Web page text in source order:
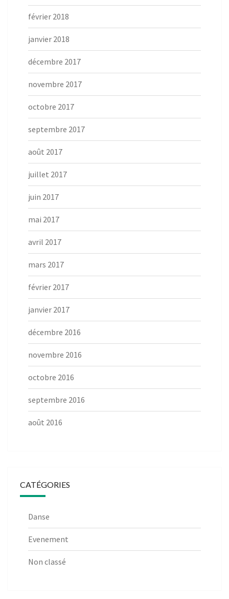
février 2018
janvier 2018
décembre 2017
novembre 2017
octobre 2017
septembre 2017
août 2017
juillet 2017
juin 2017
mai 2017
avril 2017
mars 2017
février 2017
janvier 2017
décembre 2016
novembre 2016
octobre 2016
septembre 2016
août 2016
CATÉGORIES
Danse
Evenement
Non classé